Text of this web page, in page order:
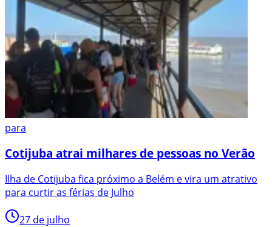
para
Cotijuba atrai milhares de pessoas no Verão
Ilha de Cotijuba fica próximo a Belém e vira um atrativo
para curtir as férias de Julho
27 de julho